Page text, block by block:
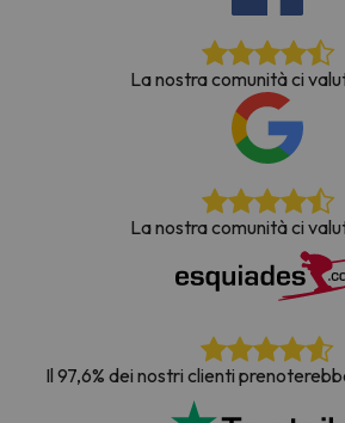
La nostra comunità ci
La nostra comunità ci
Il 97,6% dei nostri clienti